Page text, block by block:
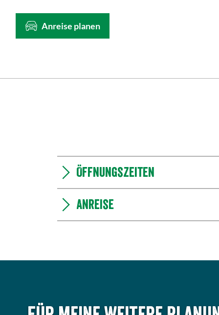
Anreise planen
Öffnungszeiten
Anreise